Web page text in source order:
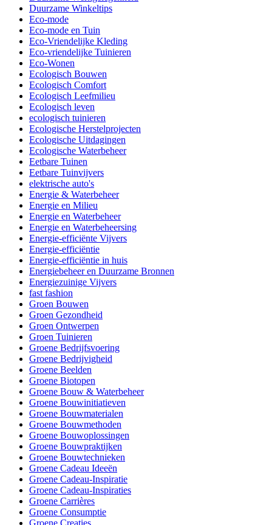
Duurzame Winkeltips
Eco-mode
Eco-mode en Tuin
Eco-Vriendelijke Kleding
Eco-vriendelijke Tuinieren
Eco-Wonen
Ecologisch Bouwen
Ecologisch Comfort
Ecologisch Leefmilieu
Ecologisch leven
ecologisch tuinieren
Ecologische Herstelprojecten
Ecologische Uitdagingen
Ecologische Waterbeheer
Eetbare Tuinen
Eetbare Tuinvijvers
elektrische auto's
Energie & Waterbeheer
Energie en Milieu
Energie en Waterbeheer
Energie en Waterbeheersing
Energie-efficiënte Vijvers
Energie-efficiëntie
Energie-efficiëntie in huis
Energiebeheer en Duurzame Bronnen
Energiezuinige Vijvers
fast fashion
Groen Bouwen
Groen Gezondheid
Groen Ontwerpen
Groen Tuinieren
Groene Bedrijfsvoering
Groene Bedrijvigheid
Groene Beelden
Groene Biotopen
Groene Bouw & Waterbeheer
Groene Bouwinitiatieven
Groene Bouwmaterialen
Groene Bouwmethoden
Groene Bouwoplossingen
Groene Bouwpraktijken
Groene Bouwtechnieken
Groene Cadeau Ideeën
Groene Cadeau-Inspiratie
Groene Cadeau-Inspiraties
Groene Carrières
Groene Consumptie